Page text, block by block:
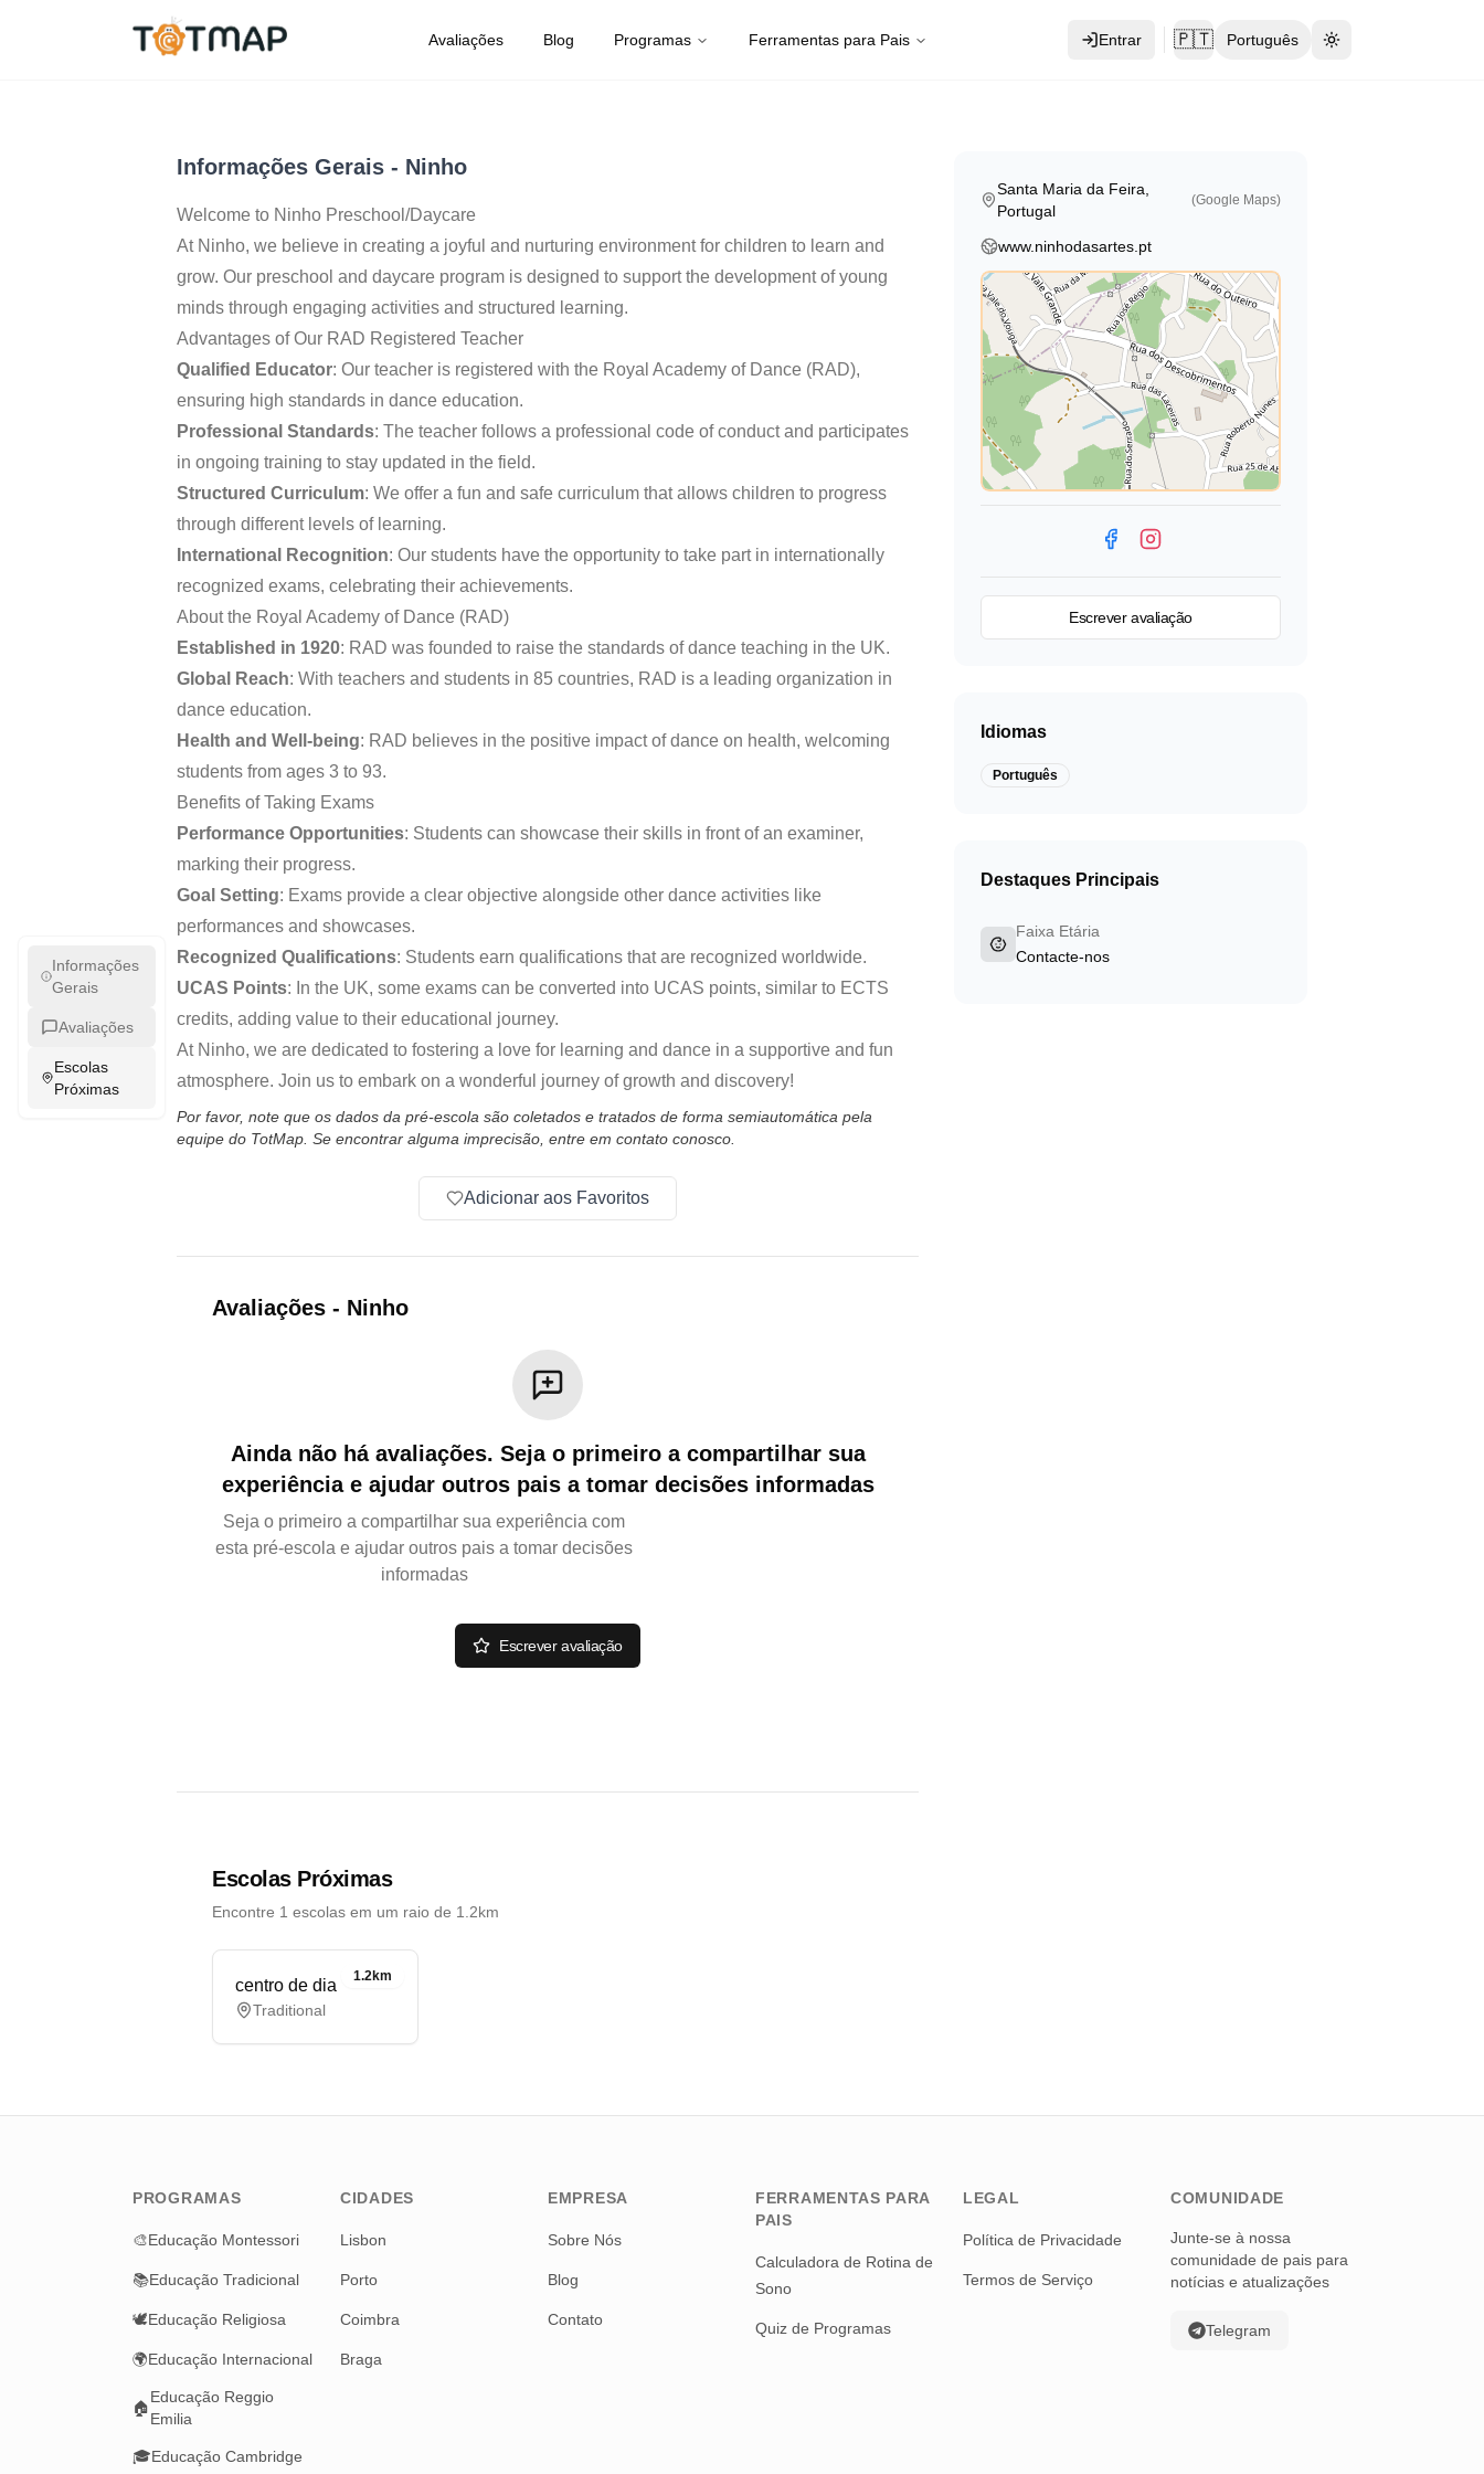
Avaliações Blog Programas Ferramentas para Pais Entrar 🇵🇹 Português
Toggle theme
Santa Maria da Feira
Informações
Gerais
Avaliações
Escolas
Próximas
Informações Gerais - Ninho
Welcome to Ninho Preschool/Daycare
At Ninho, we believe in creating a joyful and nurturing environment for children to learn and
grow. Our preschool and daycare program is designed to support the development of young
minds through engaging activities and structured learning.
Advantages of Our RAD Registered Teacher
Qualified Educator: Our teacher is registered with the Royal Academy of Dance (RAD),
ensuring high standards in dance education.
Professional Standards: The teacher follows a professional code of conduct and participates
in ongoing training to stay updated in the field.
Structured Curriculum: We offer a fun and safe curriculum that allows children to progress
through different levels of learning.
International Recognition: Our students have the opportunity to take part in internationally
recognized exams, celebrating their achievements.
About the Royal Academy of Dance (RAD)
Established in 1920: RAD was founded to raise the standards of dance teaching in the UK.
Global Reach: With teachers and students in 85 countries, RAD is a leading organization in
dance education.
Health and Well-being: RAD believes in the positive impact of dance on health, welcoming
students from ages 3 to 93.
Benefits of Taking Exams
Performance Opportunities: Students can showcase their skills in front of an examiner,
marking their progress.
Goal Setting: Exams provide a clear objective alongside other dance activities like
performances and showcases.
Recognized Qualifications: Students earn qualifications that are recognized worldwide.
UCAS Points: In the UK, some exams can be converted into UCAS points, similar to ECTS
credits, adding value to their educational journey.
At Ninho, we are dedicated to fostering a love for learning and dance in a supportive and fun
atmosphere. Join us to embark on a wonderful journey of growth and discovery!
Por favor, note que os dados da pré-escola são coletados e tratados de forma semiautomática pela
equipe do TotMap. Se encontrar alguma imprecisão, entre em contato conosco.
Adicionar aos Favoritos
Avaliações - Ninho
Ainda não há avaliações. Seja o primeiro a compartilhar sua
experiência e ajudar outros pais a tomar decisões informadas
Seja o primeiro a compartilhar sua experiência com
esta pré-escola e ajudar outros pais a tomar decisões
informadas
Escrever avaliação
Escolas Próximas
Encontre 1 escolas em um raio de 1.2km
1.2km
centro de dia
Traditional
Santa Maria da Feira,
Portugal
(Google Maps)
www.ninhodasartes.pt
Escrever avaliação
Idiomas
Português
Destaques Principais
Faixa Etária
Contacte-nos
PROGRAMAS
🎨Educação Montessori
📚Educação Tradicional
🕊️Educação Religiosa
🌍Educação Internacional
🏠
Educação Reggio
Emilia
🎓Educação Cambridge
CIDADES
Lisbon
Porto
Coimbra
Braga
EMPRESA
Sobre Nós
Blog
Contato
FERRAMENTAS PARA
PAIS
Calculadora de Rotina de
Sono
Quiz de Programas
LEGAL
Política de Privacidade
Termos de Serviço
COMUNIDADE
Junte-se à nossa
comunidade de pais para
notícias e atualizações
Telegram